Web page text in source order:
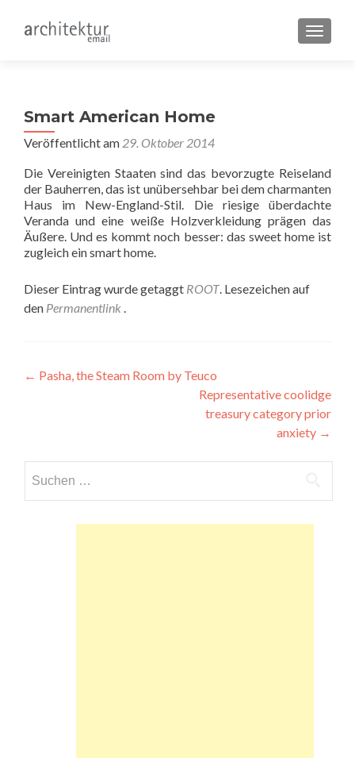
Smart American Home
Veröffentlicht am 29. Oktober 2014
Die Vereinigten Staaten sind das bevorzugte Reiseland
der Bauherren, das ist unübersehbar bei dem charmanten
Haus im New-England-Stil. Die riesige überdachte
Veranda und eine weiße Holzverkleidung prägen das
Äußere. Und es kommt noch besser: das sweet home ist
zugleich ein smart home.
Dieser Eintrag wurde getaggt ROOT. Lesezeichen auf
den Permanentlink .
Beitragsnavigation
← Pasha, the Steam Room by Teuco
Representative coolidge
treasury category prior
anxiety →
nach: